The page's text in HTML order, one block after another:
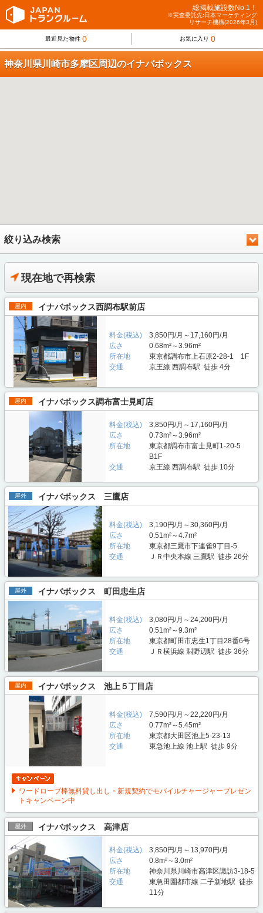
総掲載施設数No.1！
※実査委託先:日本マーケティング
リサーチ機構(2026年3月)
最近見た物件 0 お気に入り 0
神奈川県川崎市多摩区周辺のイナバボックス
絞り込み検索
現在地で再検索
屋内 イナバボックス西調布駅前店
料金(税込)
3,850円/月～17,160円/月
広さ
0.68m²～3.96m²
所在地
東京都調布市上石原2-28-1 1F
交通
京王線 西調布駅 徒歩 4分
屋内 イナバボックス調布富士見町店
料金(税込)
3,850円/月～17,160円/月
広さ
0.73m²～3.96m²
所在地
東京都調布市富士見町1-20-5
B1F
交通
京王線 西調布駅 徒歩 10分
屋外 イナバボックス 三鷹店
料金(税込)
3,190円/月～30,360円/月
広さ
0.51m²～4.7m²
所在地
東京都三鷹市下連雀9丁目-5
交通
ＪＲ中央本線 三鷹駅 徒歩 26分
屋外 イナバボックス 町田忠生店
料金(税込)
3,080円/月～24,200円/月
広さ
0.51m²～9.3m²
所在地
東京都町田市忠生1丁目28番6号
交通
ＪＲ横浜線 淵野辺駅 徒歩 36分
屋内 イナバボックス 池上５丁目店
料金(税込)
7,590円/月～22,220円/月
広さ
0.77m²～5.45m²
所在地
東京都大田区池上5-23-13
交通
東急池上線 池上駅 徒歩 9分
ワードローブ棒無料貸し出し・新規契約でモバイルチャージャープレゼン
トキャンペーン中
屋外 イナバボックス 高津店
料金(税込)
3,850円/月～13,970円/月
広さ
0.8m²～3.0m²
所在地
神奈川県川崎市高津区諏訪3-18-5
交通
東急田園都市線 二子新地駅 徒歩
11分